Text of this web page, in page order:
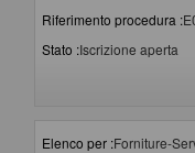
Riferimento procedura :
Stato :Iscrizione aperta
Elenco per :Forniture-